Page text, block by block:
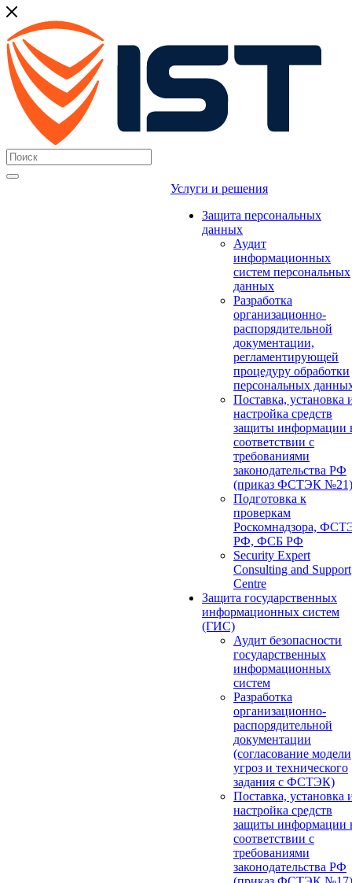
Услуги и решения
Защита персональных
данных
Аудит
информационных
систем персональных
данных
Разработка
организационно-
распорядительной
документации,
регламентирующей
процедуру обработки
персональных
Поставка, установка
настройка средств
защиты информации
соответствии с
требованиями
законодательства РФ
(приказ ФСТЭК №21)
Подготовка к
проверкам
Роскомнадзора,
РФ, ФСБ РФ
Security Expert
Consulting and Support
Centre
Защита государственных
информационных систем
(ГИС)
Аудит безопасности
государственных
информационных
систем
Разработка
организационно-
распорядительной
документации
(согласование модели
угроз и технического
задания с ФСТЭК)
Поставка, установка
настройка средств
защиты информации
соответствии с
требованиями
законодательства РФ